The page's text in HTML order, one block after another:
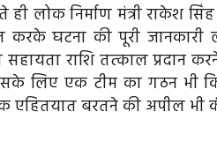
लोक निर्माण मंत्री राकेश
करके घटना की पूरी
सहायता राशि तत्काल प्रदान
लिए एक टीम का गठन भी
बरतने की अपील भी